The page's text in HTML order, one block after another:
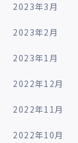
2023年3月
2023年2月
2023年1月
2022年12月
2022年11月
2022年10月